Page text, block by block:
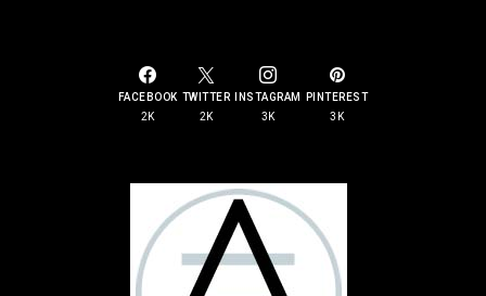
FACEBOOK
2K
TWITTER
2K
INSTAGRAM
3K
PINTEREST
3K